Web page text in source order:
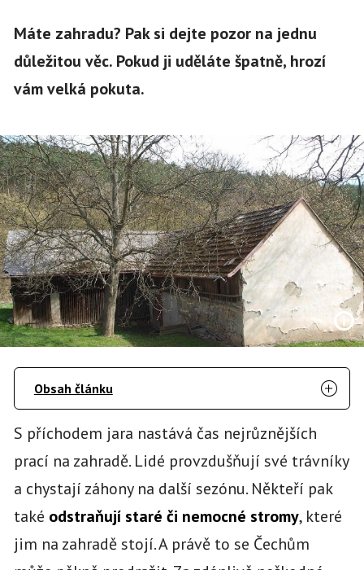
Máte zahradu? Pak si dejte pozor na jednu
důležitou věc. Pokud ji uděláte špatně, hrozí
vám velká pokuta.
Obsah článku
S příchodem jara nastává čas nejrůznějších
prací na zahradě. Lidé provzdušňují své trávníky
a chystají záhony na další sezónu. Někteří pak
také odstraňují staré či nemocné stromy, které
jim na zahradě stojí. A právě to se Čechům